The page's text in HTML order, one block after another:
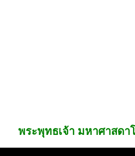
พระพุทธเจ้า มหาศาสดา